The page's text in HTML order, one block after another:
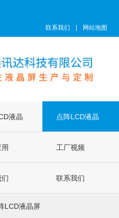
联系我们 网站地图
液晶 点阵LCD液晶
屏
工厂视频
联系我们
LCD液晶屏